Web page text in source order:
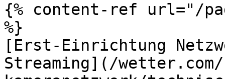
{% content-ref url="/
%}
[Erst-Einrichtung
Streaming](/